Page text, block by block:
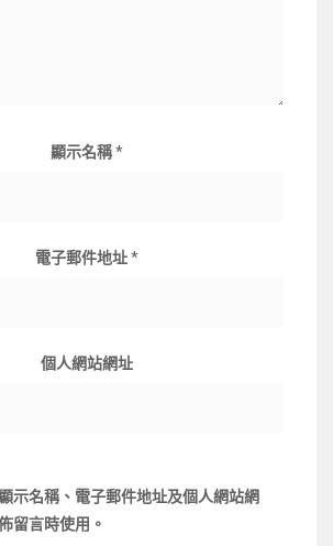
顯示名稱*
電子郵件地址*
個人網站網址
示名稱、電子郵件地址及個人網站網
留言時使用。